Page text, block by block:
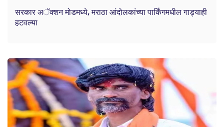
सरकार अॅक्शन मोडमध्ये, मराठा आंदोलकांच्या पार्किंगमधील गाड्याही
हटवल्या